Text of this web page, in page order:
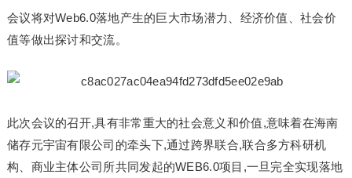
会议将对Web6.0落地产生的巨大市场潜力、经济价值、社会价
值等做出探讨和交流。
此次会议的召开,具有非常重大的社会意义和价值,意味着在海南
储存元宇宙有限公司的牵头下,通过跨界联合,联合多方科研机
构、商业主体公司所共同发起的WEB6.0项目,一旦完全实现落地